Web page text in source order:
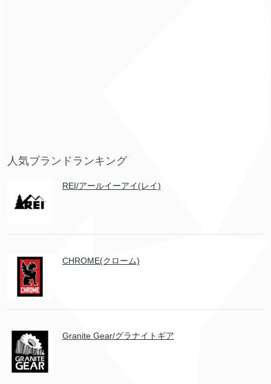
人気ブランドランキング
REI/アールイーアイ(レイ)
CHROME(クローム)
Granite Gear/グラナイトギア